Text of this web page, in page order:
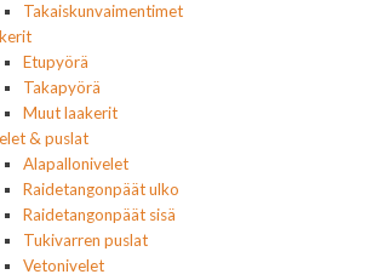
Takaiskunvaimentimet
Etupyörä
Takapyörä
Muut laakerit
& puslat
Alapallonivelet
Raidetangonpäät ulko
Raidetangonpäät sisä
Tukivarren puslat
Vetonivelet